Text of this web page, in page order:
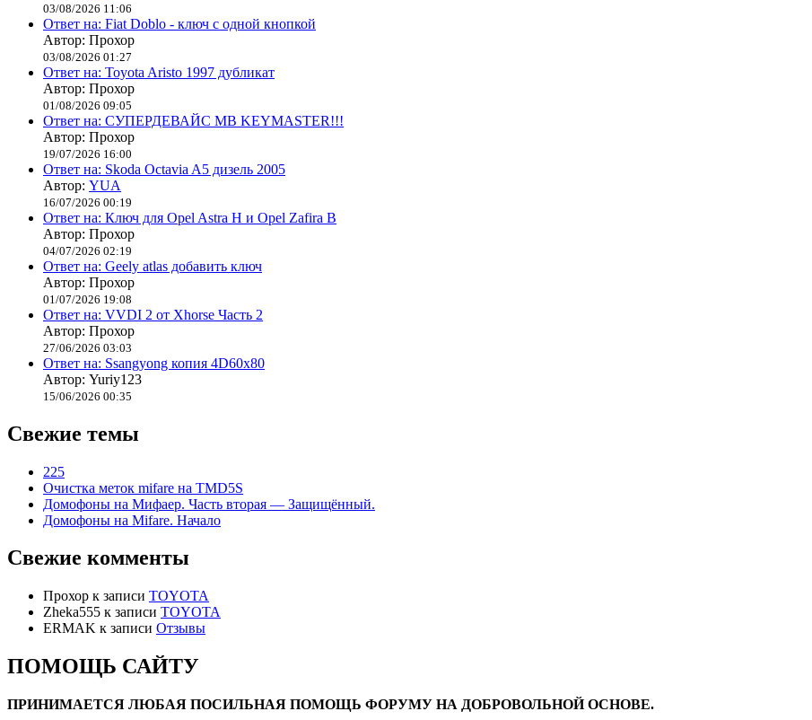
03/08/2026 11:06
Ответ на: Fiat Doblo - ключ с одной кнопкой
Автор: Прохор
03/08/2026 01:27
Ответ на: Toyota Aristo 1997 дубликат
Автор: Прохор
01/08/2026 09:05
Ответ на: СУПЕРДЕВАЙС MB KEYMASTER!!!
Автор: Прохор
19/07/2026 16:00
Ответ на: Skoda Octavia A5 дизель 2005
Автор: YUA
16/07/2026 00:19
Ответ на: Ключ для Opel Astra H и Opel Zafira B
Автор: Прохор
04/07/2026 02:19
Ответ на: Geely atlas добавить ключ
Автор: Прохор
01/07/2026 19:08
Ответ на: VVDI 2 от Xhorse Часть 2
Автор: Прохор
27/06/2026 03:03
Ответ на: Ssangyong копия 4D60x80
Автор: Yuriy123
15/06/2026 00:35
Свежие темы
225
Очистка меток mifare на TMD5S
Домофоны на Мифаер. Часть вторая — Защищённый.
Домофоны на Mifare. Начало
Свежие комменты
Прохор к записи TOYOTA
Zheka555 к записи TOYOTA
ERMAK к записи Отзывы
ПОМОЩЬ САЙТУ
ПРИНИМАЕТСЯ ЛЮБАЯ ПОСИЛЬНАЯ ПОМОЩЬ ФОРУМУ НА ДОБРОВОЛЬНОЙ ОСНОВЕ.